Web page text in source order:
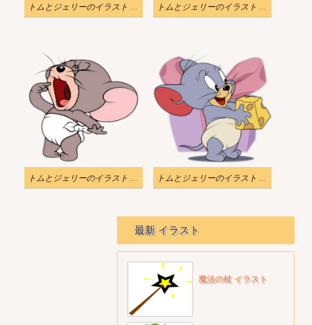
トムとジェリーのイラスト - びっくりジェリーのステッカー トムとジェリーのイラスト - 笑うジェリー・ニブルズ
トムとジェリーのイラスト - ジェリー・ニブルズはお腹が空いています トムとジェリーのイラスト - キャラクター ジェリー ニブルズチーズ付き
最新 イラスト
魔法の杖 イラスト